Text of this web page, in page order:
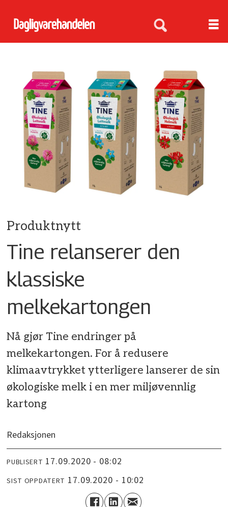
Produktnytt
Tine relanserer den
klassiske
melkekartongen
Nå gjør Tine endringer på
melkekartongen. For å redusere
klimaavtrykket ytterligere lanserer de sin
økologiske melk i en mer miljøvennlig
kartong
Redaksjonen
PUBLISERT 17.09.2020 - 08:02
SIST OPPDATERT 17.09.2020 - 10:02